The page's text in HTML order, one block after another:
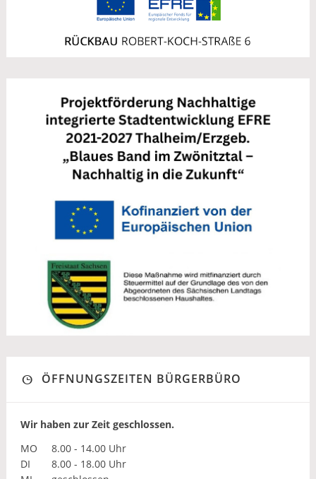
ÖFFNUNGSZEITEN BÜRGERBÜRO
Wir haben zur Zeit geschlossen.
MO
8.00 - 14.00 Uhr
DI
8.00 - 18.00 Uhr